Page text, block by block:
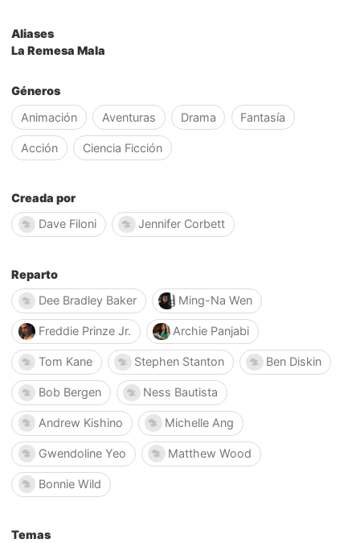
Aliases
La Remesa Mala
Géneros
Animación
Aventuras Drama Fantasía
Acción Ciencia Ficción
Creada por
Dave Filoni
Jennifer Corbett
Reparto
Dee Bradley Baker
Ming-Na Wen
Freddie Prinze Jr. Archie Panjabi
Tom Kane Stephen Stanton Ben Diskin
Bob Bergen Ness Bautista
Andrew Kishino Michelle Ang
Gwendoline Yeo Matthew Wood
Bonnie Wild
Temas